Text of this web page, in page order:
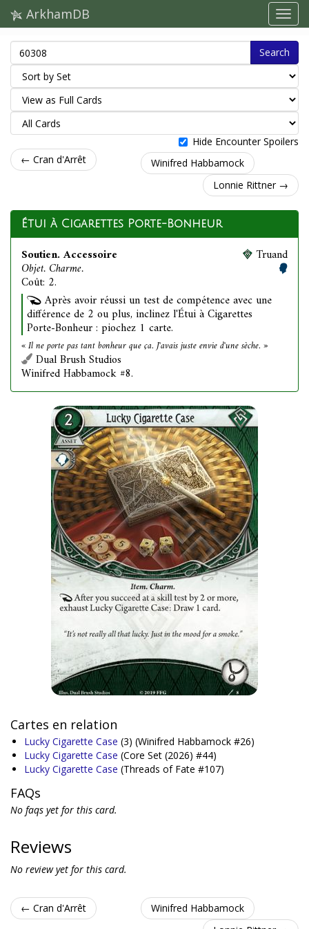
ArkhamDB
Search
Hide Encounter Spoilers
← Cran d'Arrêt
Winifred Habbamock
Lonnie Rittner →
Étui à Cigarettes Porte-Bonheur
Soutien. Accessoire
Objet. Charme.
Coût: 2.
Truand
Après avoir réussi un test de compétence avec une
différence de 2 ou plus, inclinez l'Étui à Cigarettes
Porte-Bonheur : piochez 1 carte.
« Il ne porte pas tant bonheur que ça. J'avais juste envie d'une sèche. »
Dual Brush Studios
Winifred Habbamock #8.
Cartes en relation
Lucky Cigarette Case (3) (Winifred Habbamock #26)
Lucky Cigarette Case (Core Set (2026) #44)
Lucky Cigarette Case (Threads of Fate #107)
FAQs
No faqs yet for this card.
Reviews
No review yet for this card.
← Cran d'Arrêt
Winifred Habbamock